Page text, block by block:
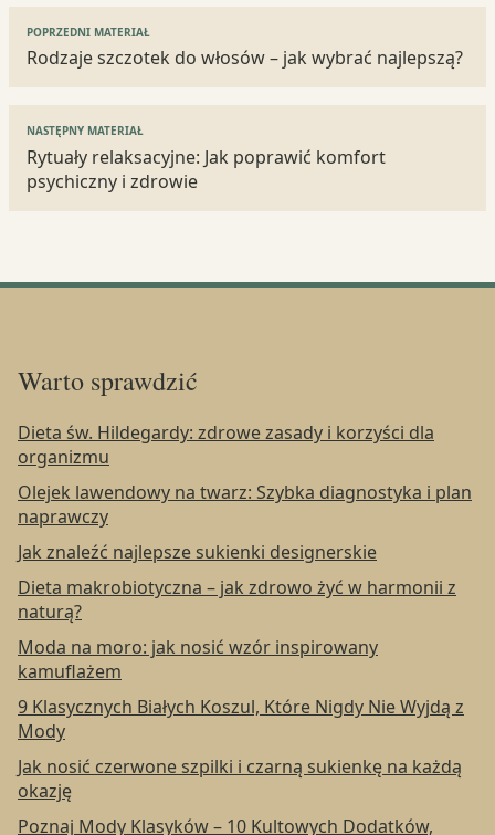
Nawigacja
wpisu
POPRZEDNI MATERIAŁ
Rodzaje szczotek do włosów – jak wybrać najlepszą?
NASTĘPNY MATERIAŁ
Rytuały relaksacyjne: Jak poprawić komfort
psychiczny i zdrowie
Warto sprawdzić
Dieta św. Hildegardy: zdrowe zasady i korzyści dla
organizmu
Olejek lawendowy na twarz: Szybka diagnostyka i plan
naprawczy
Jak znaleźć najlepsze sukienki designerskie
Dieta makrobiotyczna – jak zdrowo żyć w harmonii z
naturą?
Moda na moro: jak nosić wzór inspirowany
kamuflażem
9 Klasycznych Białych Koszul, Które Nigdy Nie Wyjdą z
Mody
Jak nosić czerwone szpilki i czarną sukienkę na każdą
okazję
Poznaj Mody Klasyków – 10 Kultowych Dodatków,